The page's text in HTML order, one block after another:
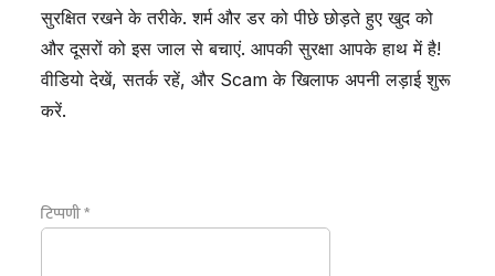
सुरक्षित रखने के तरीके. शर्म और डर को पीछे छोड़ते हुए खुद को
और दूसरों को इस जाल से बचाएं. आपकी सुरक्षा आपके हाथ में है!
वीडियो देखें, सतर्क रहें, और Scam के खिलाफ अपनी लड़ाई शुरू
करें.
टिप्पणी*